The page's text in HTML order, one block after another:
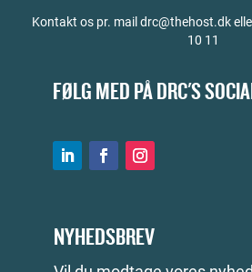
Kontakt os pr. mail drc@thehost.dk
10 11
FØLG MED PÅ DRC'S
NYHEDSBREV